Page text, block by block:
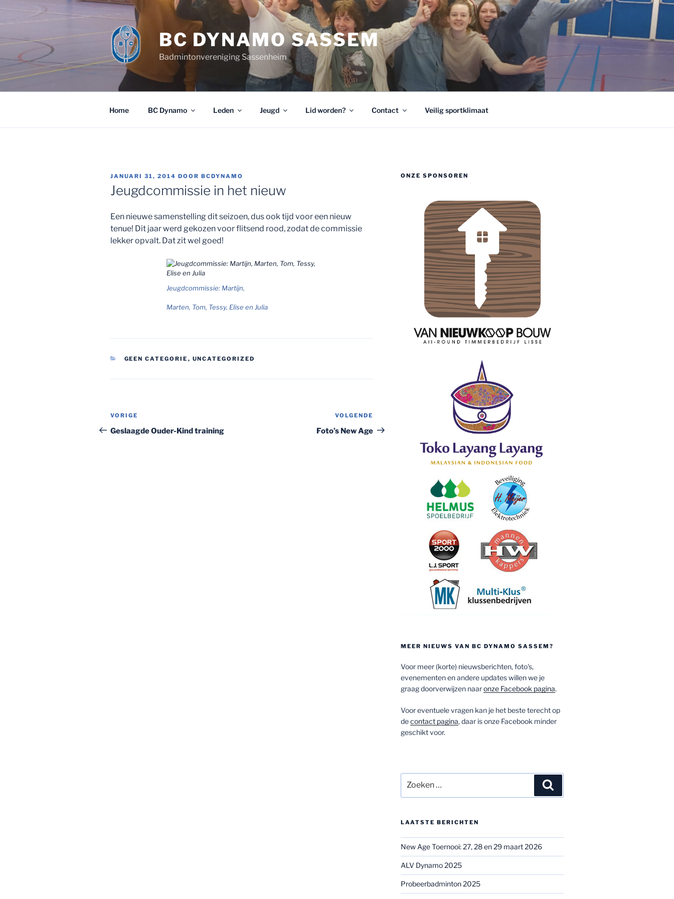
inhoud
BC DYNAMO SASSEM
Badmintonvereniging Sassenheim
Home BC Dynamo Leden Jeugd Lid worden? Contact Veilig sportklimaat
GEPLAATST
OP
JANUARI 31, 2014 DOOR BCDYNAMO
Jeugdcommissie in het nieuw
Een nieuwe samenstelling dit seizoen, dus ook tijd voor een nieuw
tenue! Dit jaar werd gekozen voor flitsend rood, zodat de commissie
lekker opvalt. Dat zit wel goed!
Jeugdcommissie: Martijn,
Marten, Tom, Tessy, Elise en Julia
CATEGORIEËN
GEEN CATEGORIE , UNCATEGORIZED
Bericht
navigatie
Vorig
bericht
VORIGE
Geslaagde Ouder-Kind training
bericht
VOLGENDE
Foto’s New Age
ONZE SPONSOREN
MEER NIEUWS VAN BC DYNAMO SASSEM?
Voor meer (korte) nieuwsberichten, foto's,
evenementen en andere updates willen we je
graag doorverwijzen naaronze Facebook pagina.
Voor eventuele vragen kan je het beste terecht op
decontact pagina, daar is onze Facebook minder
geschikt voor.
naar:
LAATSTE BERICHTEN
New Age Toernooi: 27, 28 en 29 maart 2026
ALV Dynamo 2025
Probeerbadminton 2025